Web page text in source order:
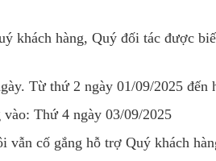
khách hàng, Quý đối tác được
Từ thứ 2 ngày 01/09/2025 đến
Thứ 4 ngày 03/09/2025
vẫn cố gắng hỗ trợ Quý khách